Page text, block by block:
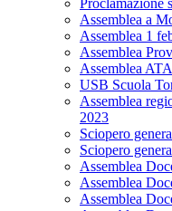
Proclamazione
Assemblea a
Assemblea 1
Assemblea
Assemblea
USB Scuola
Assemblea
2023
Sciopero
Sciopero
Assemblea
Assemblea
Assemblea